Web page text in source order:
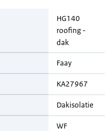
HG140
roofing -
dak
Faay
KA27967
Dakisolatie
WF